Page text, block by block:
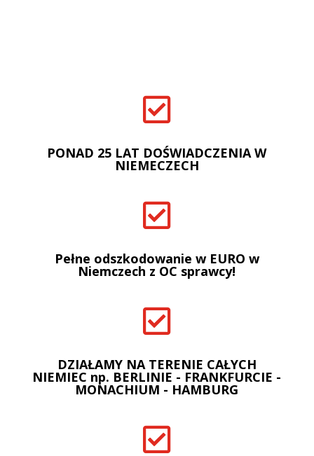

PONAD 25 LAT DOŚWIADCZENIA W
NIEMECZECH

Pełne odszkodowanie w EURO w
Niemczech z OC sprawcy!

DZIAŁAMY NA TERENIE CAŁYCH
NIEMIEC np. BERLINIE - FRANKFURCIE -
MONACHIUM - HAMBURG
